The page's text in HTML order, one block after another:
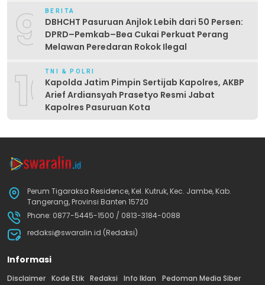
9 BERITA
DBHCHT Pasuruan Anjlok Lebih dari 50 Persen:
DPRD–Pemkab–Bea Cukai Perkuat Perang
Melawan Peredaran Rokok Ilegal
10TNI & POLRI
Kapolda Jatim Pimpin Sertijab Kapolres, AKBP
Arief Ardiansyah Prasetyo Resmi Jabat
Kapolres Pasuruan Kota
Perum Tigaraksa Residence, Kel. Kutruk, Kec. Jambe, Kab.
Tangerang, Provinsi Banten 15720
Phone: 0877-5445-1500 / 0813-3184-0088
redaksi@swaralin.id (Redaksi)
Informasi
Disclaimer Kode Etik Redaksi Info Iklan Pedoman Media Siber